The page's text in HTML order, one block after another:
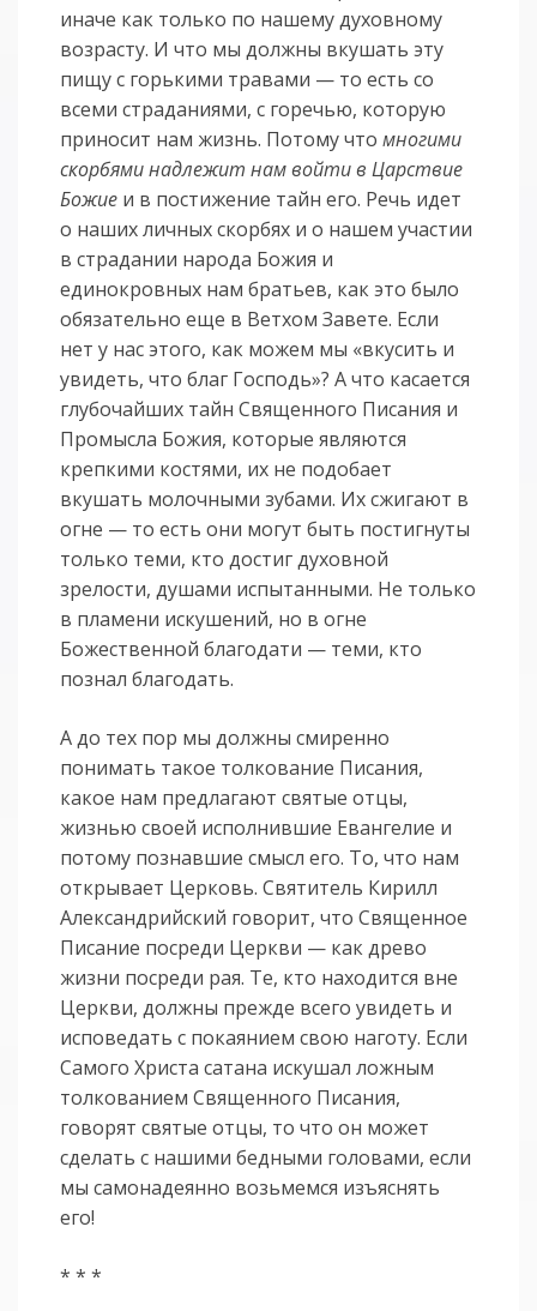
иначе как только по нашему духовному
возрасту. И что мы должны вкушать эту
пищу с горькими травами — то есть со
всеми страданиями, с горечью, которую
приносит нам жизнь. Потому чтомногими
скорбями надлежит нам войти в Царствие
Божие и в постижение тайн его. Речь идет
о наших личных скорбях и о нашем участии
в страдании народа Божия и
единокровных нам братьев, как это было
обязательно еще в Ветхом Завете. Если
нет у нас этого, как можем мы «вкусить и
увидеть, что благ Господь»? А что касается
глубочайших тайн Священного Писания и
Промысла Божия, которые являются
крепкими костями, их не подобает
вкушать молочными зубами. Их сжигают в
огне — то есть они могут быть постигнуты
только теми, кто достиг духовной
зрелости, душами испытанными. Не только
в пламени искушений, но в огне
Божественной благодати — теми, кто
познал благодать.
А до тех пор мы должны смиренно
понимать такое толкование Писания,
какое нам предлагают святые отцы,
жизнью своей исполнившие Евангелие и
потому познавшие смысл его. То, что нам
открывает Церковь. Святитель Кирилл
Александрийский говорит, что Священное
Писание посреди Церкви — как древо
жизни посреди рая. Те, кто находится вне
Церкви, должны прежде всего увидеть и
исповедать с покаянием свою наготу. Если
Самого Христа сатана искушал ложным
толкованием Священного Писания,
говорят святые отцы, то что он может
сделать с нашими бедными головами, если
мы самонадеянно возьмемся изъяснять
его!
* * *